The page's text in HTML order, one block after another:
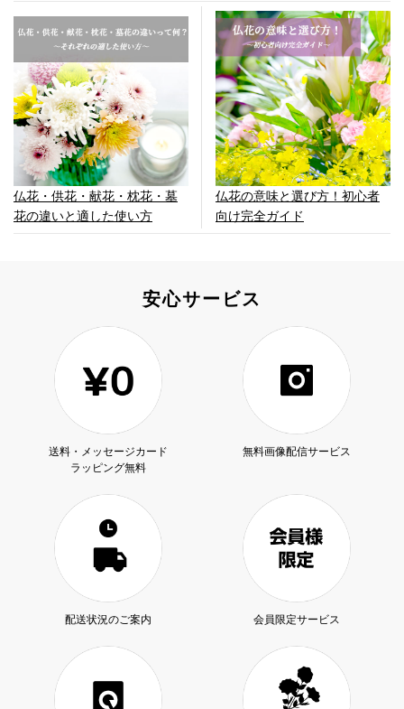
仏花・供花・献花・枕花・墓
花の違いと適した使い方
仏花の意味と選び方！初心者
向け完全ガイド
安心サービス
送料・メッセージカード
ラッピング無料
無料画像配信サービス
配送状況のご案内 会員限定サービス